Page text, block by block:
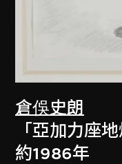
倉俁史朗
「亞加力座
約1986年